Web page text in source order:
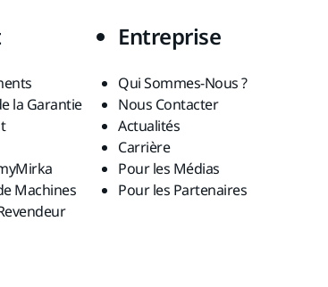
la Garantie
Machines
Entreprise
Qui Sommes-Nous ?
Nous Contacter
Actualités
Carrière
Pour les Médias
Pour les Partenaires